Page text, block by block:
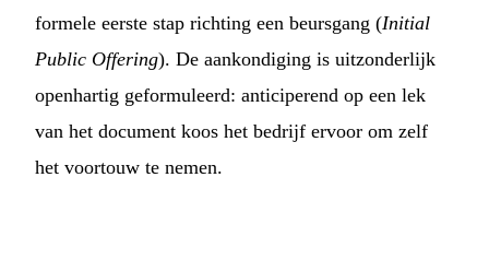
formele eerste stap richting een beursgang (Initial
Public Offering). De aankondiging is uitzonderlijk
openhartig geformuleerd: anticiperend op een lek
van het document koos het bedrijf ervoor om zelf
het voortouw te nemen.